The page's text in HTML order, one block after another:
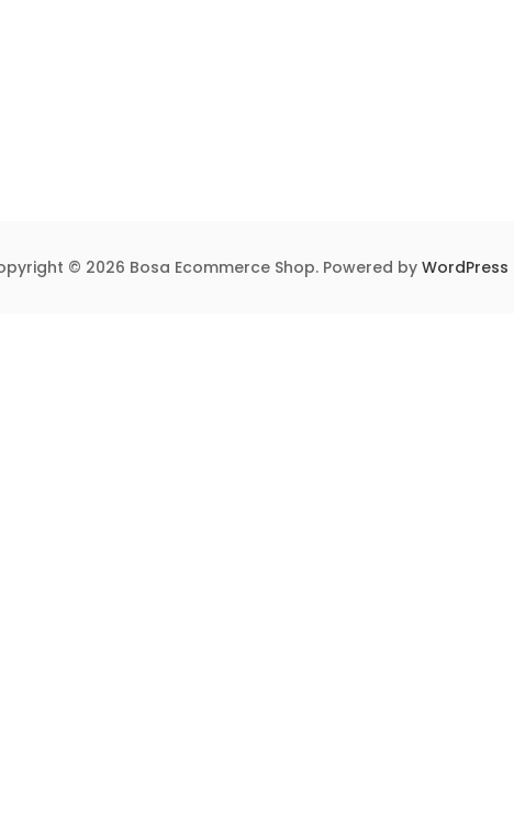
© 2026 Bosa Ecommerce Shop. Powered by WordPress